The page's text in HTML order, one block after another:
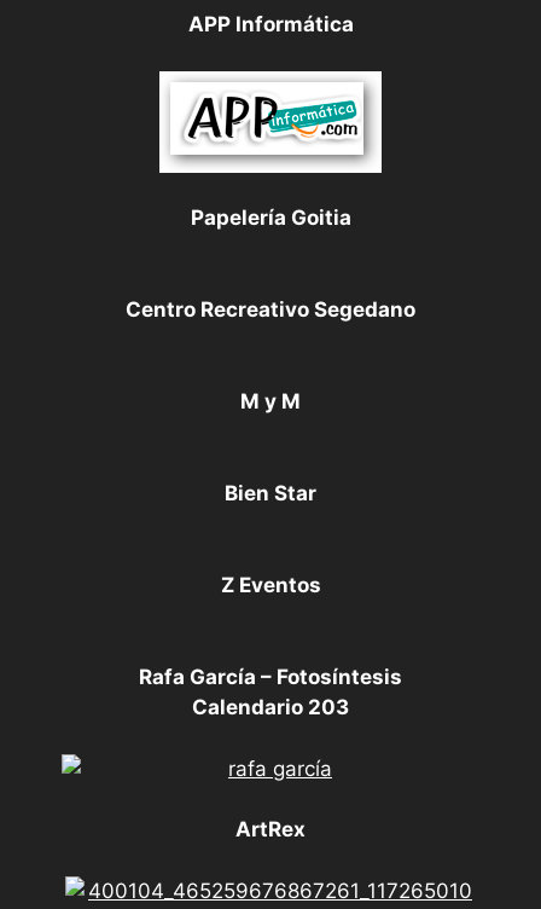
APP Informática
Papelería Goitia
Centro Recreativo Segedano
M y M
Bien Star
Z Eventos
Rafa García – Fotosíntesis
Calendario 203
ArtRex